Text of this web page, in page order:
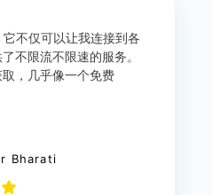
不仅可以让我连接到各
不限流不限速的服务。
，几乎像一个免费
Bharati